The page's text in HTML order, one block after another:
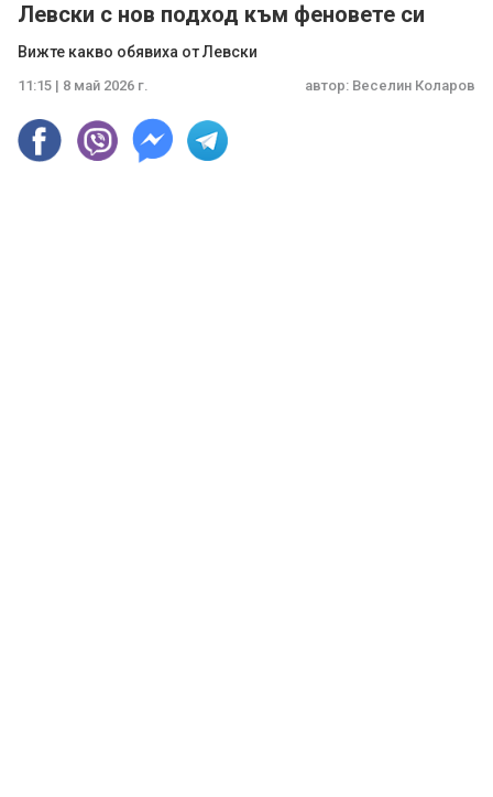
Левски с нов подход към феновете си
Вижте какво обявиха от Левски
11:15 | 8 май 2026 г. автор: Веселин Коларов